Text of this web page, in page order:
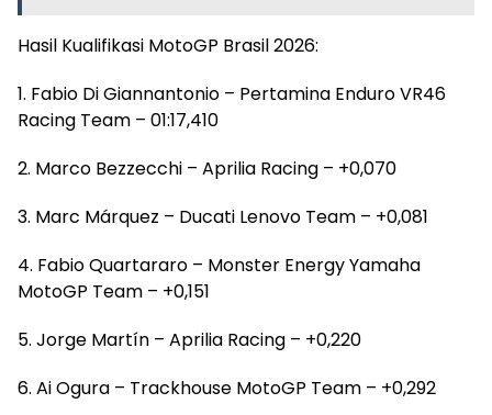
Hasil Kualifikasi MotoGP Brasil 2026:
1. Fabio Di Giannantonio – Pertamina Enduro VR46
Racing Team – 01:17,410
2. Marco Bezzecchi – Aprilia Racing – +0,070
3. Marc Márquez – Ducati Lenovo Team – +0,081
4. Fabio Quartararo – Monster Energy Yamaha
MotoGP Team – +0,151
5. Jorge Martín – Aprilia Racing – +0,220
6. Ai Ogura – Trackhouse MotoGP Team – +0,292